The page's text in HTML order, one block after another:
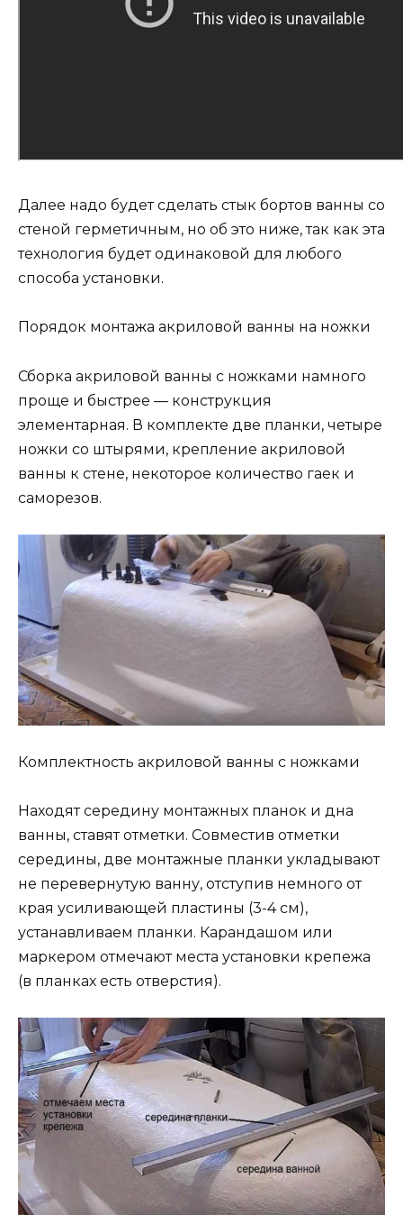
Далее надо будет сделать стык бортов ванны со
стеной герметичным, но об это ниже, так как эта
технология будет одинаковой для любого
способа установки.
Порядок монтажа акриловой ванны на ножки
Сборка акриловой ванны с ножками намного
проще и быстрее — конструкция
элементарная. В комплекте две планки, четыре
ножки со штырями, крепление акриловой
ванны к стене, некоторое количество гаек и
саморезов.
Комплектность акриловой ванны с ножками
Находят середину монтажных планок и дна
ванны, ставят отметки. Совместив отметки
середины, две монтажные планки укладывают
не перевернутую ванну, отступив немного от
края усиливающей пластины (3-4 см),
устанавливаем планки. Карандашом или
маркером отмечают места установки крепежа
(в планках есть отверстия).